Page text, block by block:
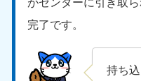
完了です。
持ち